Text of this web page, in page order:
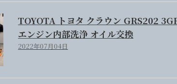
TOYOTA トヨタ クラウン GRS202
エンジン内部洗浄 オイル交換
2022年07月04日